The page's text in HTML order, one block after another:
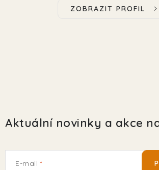
ZOBRAZIT PROFIL
Aktuální novinky a akce
E-mail